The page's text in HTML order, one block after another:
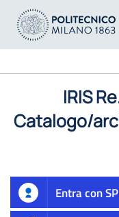
IRIS
Catalogo/
Entra con